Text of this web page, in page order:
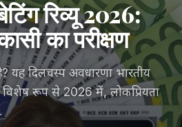
रिव्यू 2026:
का परीक्षण
यह दिलचस्प अवधारणा भारतीय
रूप से 2026 में, लोकप्रियता